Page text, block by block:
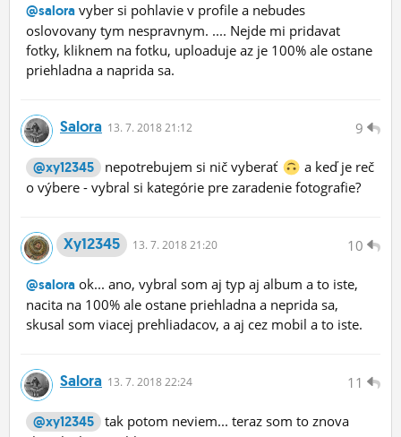
@salora vyber si pohlavie v profile a nebudes
oslovovany tym nespravnym. .... Nejde mi pridavat
fotky, kliknem na fotku, uploaduje az je 100% ale ostane
priehladna a naprida sa.
9
Salora 13. 7. 2018 21:12
@xy12345 nepotrebujem si nič vyberať
a keď je reč
o výbere - vybral si kategórie pre zaradenie fotografie?
10
Xy12345 13. 7. 2018 21:20
@salora ok... ano, vybral som aj typ aj album a to iste,
nacita na 100% ale ostane priehladna a neprida sa,
skusal som viacej prehliadacov, a aj cez mobil a to iste.
11
Salora 13. 7. 2018 22:24
@xy12345 tak potom neviem... teraz som to znova